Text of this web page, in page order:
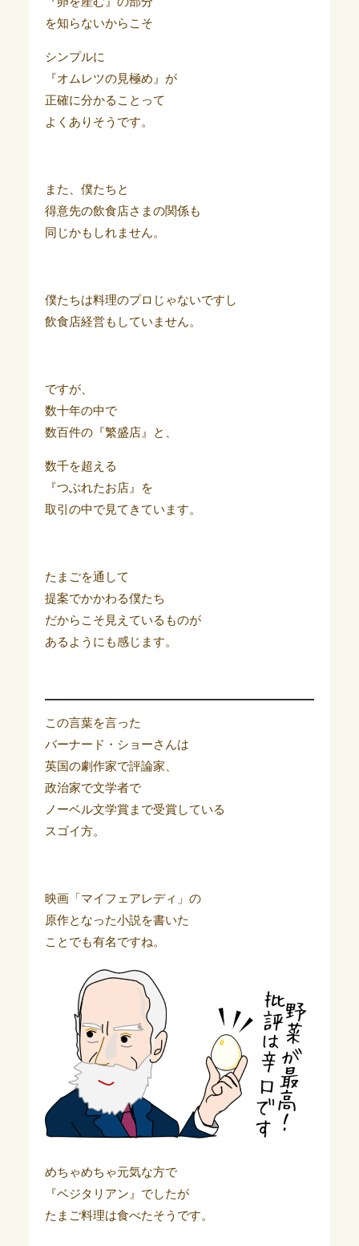
を知らないからこそ
シンプルに
『オムレツの見極め』が
正確に分かることって
よくありそうです。
また、僕たちと
得意先の飲食店さまの関係も
同じかもしれません。
僕たちは料理のプロじゃないですし
飲食店経営もしていません。
ですが、
数十年の中で
数百件の『繁盛店』と、
数千を超える
『つぶれたお店』を
取引の中で見てきています。
たまごを通して
提案でかかわる僕たち
だからこそ見えているものが
あるようにも感じます。
この言葉を言った
バーナード・ショーさんは
英国の劇作家で評論家、
政治家で文学者で
ノーベル文学賞まで受賞している
スゴイ方。
映画「マイフェアレディ」の
原作となった小説を書いた
ことでも有名ですね。
めちゃめちゃ元気な方で
『ベジタリアン』でしたが
たまご料理は食べたそうです。